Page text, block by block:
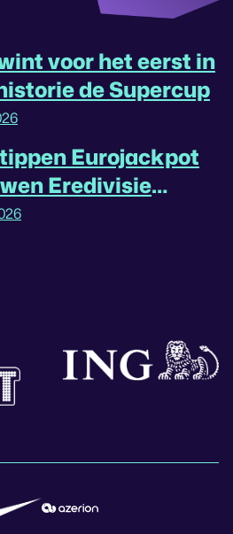
voor het eerst in
de Supercup
Eurojackpot
Eredivisie